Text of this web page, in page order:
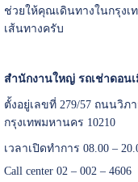
ช่วยให้คุณเดินทางในกรุงเ
เส้นทางครับ
สำนักงานใหญ่ รถเช่าดอนเ
ตั้งอยู่เลขที่ 279/57 ถนนวิ
กรุงเทพมหานคร 10210
เวลาเปิดทำการ 08.00 –
Call center 02 – 002 – 4606